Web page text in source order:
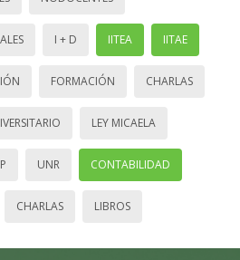
I + D IITEA IITAE
FORMACIÓN CHARLAS
LEY MICAELA
UNR CONTABILIDAD
CHARLAS LIBROS